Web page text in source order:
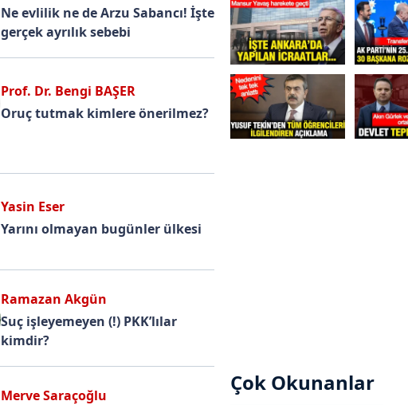
Hakkari
Hatay
Isparta
Mersin
İstanbul
İzmir
Kmaraş
Ne evlilik ne de Arzu Sabancı! İşte
gerçek ayrılık sebebi
Prof. Dr. Bengi BAŞER
Oruç tutmak kimlere önerilmez?
Yasin Eser
Yarını olmayan bugünler ülkesi
Ramazan Akgün
Suç işleyemeyen (!) PKK’lılar
kimdir?
Merve Saraçoğlu
Çok Okunanlar